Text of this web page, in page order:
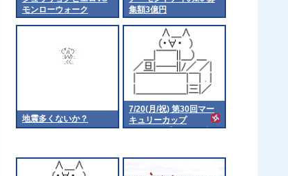
モンローウォーク
集額3億円
地震多くないか？
7/20(月/祝) 第30回マー
キュリーカップ
（Jpn3）【18:15発走予